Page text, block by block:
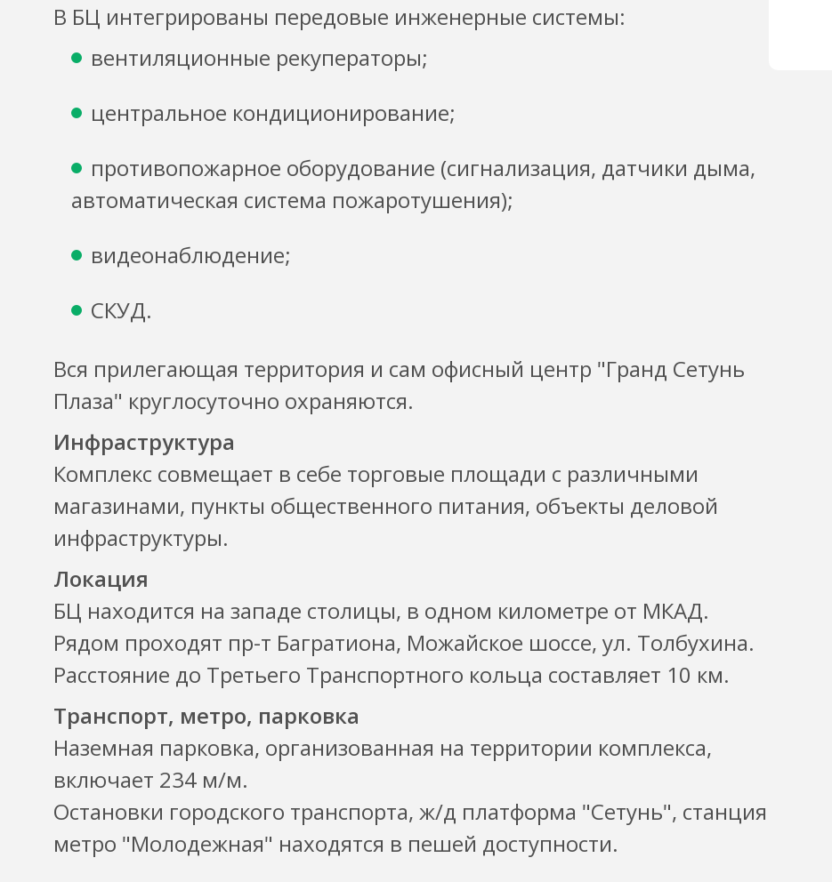
В БЦ интегрированы передовые инженерные системы:
вентиляционные рекуператоры;
центральное кондиционирование;
противопожарное оборудование (сигнализация, датчики дыма,
автоматическая система пожаротушения);
видеонаблюдение;
СКУД.
Вся прилегающая территория и сам офисный центр "Гранд Сетунь
Плаза" круглосуточно охраняются.
Инфраструктура
Комплекс совмещает в себе торговые площади с различными
магазинами, пункты общественного питания, объекты деловой
инфраструктуры.
Локация
БЦ находится на западе столицы, в одном километре от МКАД.
Рядом проходят пр-т Багратиона, Можайское шоссе, ул. Толбухина.
Расстояние до Третьего Транспортного кольца составляет 10 км.
Транспорт, метро, парковка
Наземная парковка, организованная на территории комплекса,
включает 234 м/м.
Остановки городского транспорта, ж/д платформа "Сетунь", станция
метро "Молодежная" находятся в пешей доступности.